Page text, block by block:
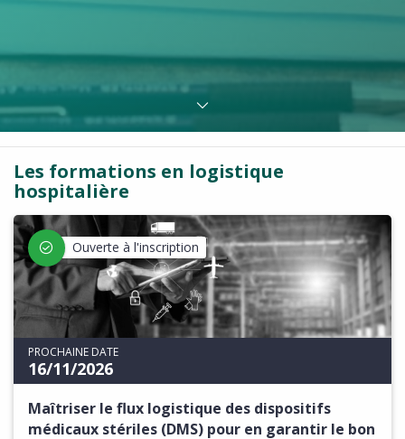
Les formations en logistique
hospitalière
Ouverte à l'inscription
PROCHAINE DATE
16/11/2026
Maîtriser le flux logistique des dispositifs
médicaux stériles (DMS) pour en garantir le bon